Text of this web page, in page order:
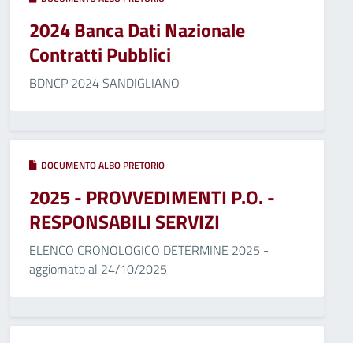
2024 Banca Dati Nazionale
Contratti Pubblici
BDNCP 2024 SANDIGLIANO
DOCUMENTO ALBO PRETORIO
2025 - PROVVEDIMENTI P.O. -
RESPONSABILI SERVIZI
ELENCO CRONOLOGICO DETERMINE 2025 -
aggiornato al 24/10/2025